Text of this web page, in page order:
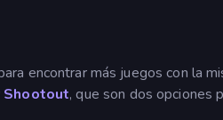
encontrar más juegos con la
Shootout, que son dos opciones